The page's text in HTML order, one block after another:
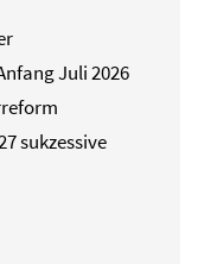
Juli 2026
sukzessive